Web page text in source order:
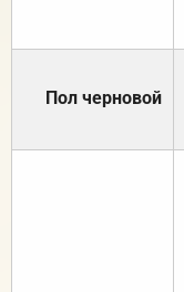
Пол черновой